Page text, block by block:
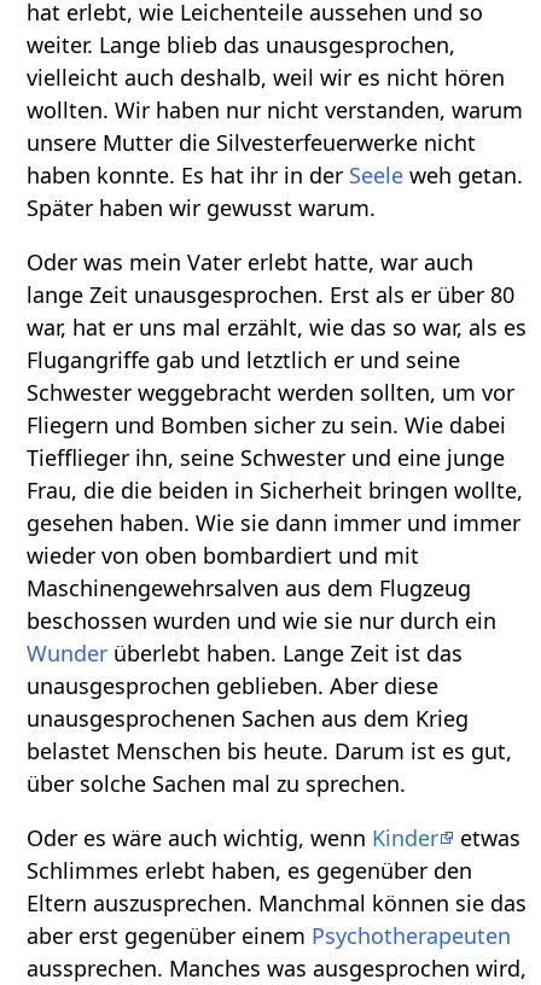
hat erlebt, wie Leichenteile aussehen und so
weiter. Lange blieb das unausgesprochen,
vielleicht auch deshalb, weil wir es nicht hören
wollten. Wir haben nur nicht verstanden, warum
unsere Mutter die Silvesterfeuerwerke nicht
haben konnte. Es hat ihr in der Seele weh getan.
Später haben wir gewusst warum.
Oder was mein Vater erlebt hatte, war auch
lange Zeit unausgesprochen. Erst als er über 80
war, hat er uns mal erzählt, wie das so war, als es
Flugangriffe gab und letztlich er und seine
Schwester weggebracht werden sollten, um vor
Fliegern und Bomben sicher zu sein. Wie dabei
Tiefflieger ihn, seine Schwester und eine junge
Frau, die die beiden in Sicherheit bringen wollte,
gesehen haben. Wie sie dann immer und immer
wieder von oben bombardiert und mit
Maschinengewehrsalven aus dem Flugzeug
beschossen wurden und wie sie nur durch ein
Wunder überlebt haben. Lange Zeit ist das
unausgesprochen geblieben. Aber diese
unausgesprochenen Sachen aus dem Krieg
belastet Menschen bis heute. Darum ist es gut,
über solche Sachen mal zu sprechen.
Oder es wäre auch wichtig, wenn Kinder
etwas
Schlimmes erlebt haben, es gegenüber den
Eltern auszusprechen. Manchmal können sie das
aber erst gegenüber einem Psychotherapeuten
aussprechen. Manches was ausgesprochen wird,